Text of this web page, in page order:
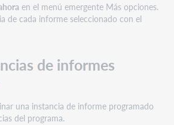
en el menú emergente Más opciones.
de cada informe seleccionado con el
de informes
una instancia de informe programado
del programa.